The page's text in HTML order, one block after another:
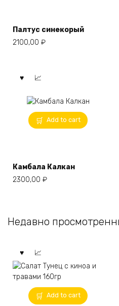
Палтус синекорый
2100,00 ₽
Add to cart
Камбала Калкан
2300,00 ₽
Недавно
Add to cart